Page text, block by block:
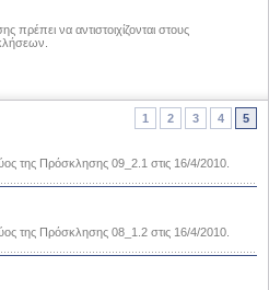
να αντιστοιχίζονται στους
1 2 3 4 5
της Πρόσκλησης 09_2.1 στις 16/4/2010.
της Πρόσκλησης 08_1.2 στις 16/4/2010.